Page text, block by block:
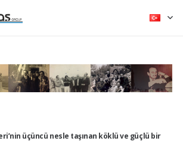
üçüncü nesle taşınan köklü ve güçlü bir